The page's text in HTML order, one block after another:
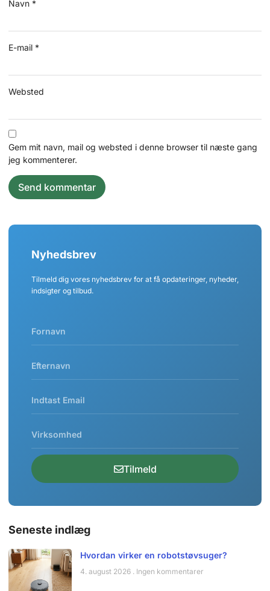
Navn *
E-mail *
Websted
Gem mit navn, mail og websted i denne browser til næste gang
jeg kommenterer.
Nyhedsbrev
Tilmeld dig vores nyhedsbrev for at få opdateringer, nyheder,
indsigter og tilbud.
Tilmeld
Seneste indlæg
Hvordan virker en robotstøvsuger?
4. august 2026 Ingen kommentarer